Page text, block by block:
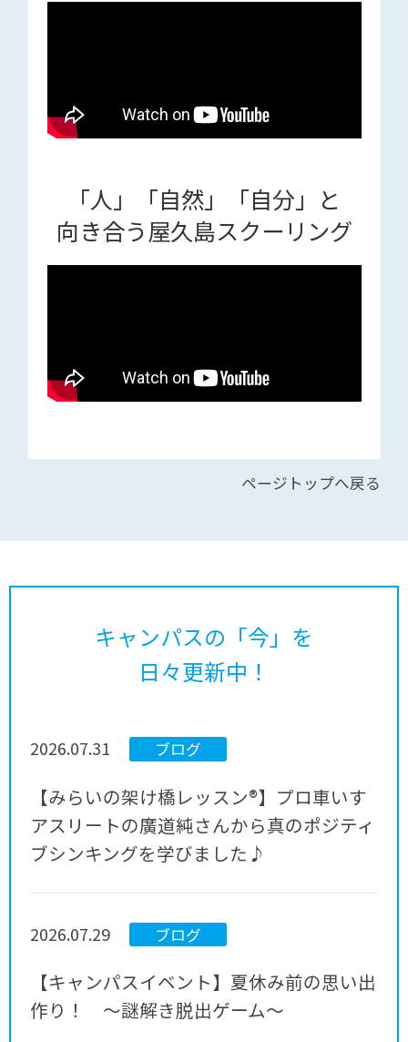
「人」「自然」「自分」と
向き合う屋久島スクーリング
ページトップへ戻る
キャンパスの「今」を
日々更新中！
2026.07.31 ブログ
【みらいの架け橋レッスン®】プロ車いす
アスリートの廣道純さんから真のポジティ
ブシンキングを学びました♪
2026.07.29 ブログ
【キャンパスイベント】夏休み前の思い出
作り！ ～謎解き脱出ゲーム～